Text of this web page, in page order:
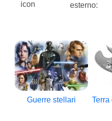
esterno:
Guerre stellari Terra